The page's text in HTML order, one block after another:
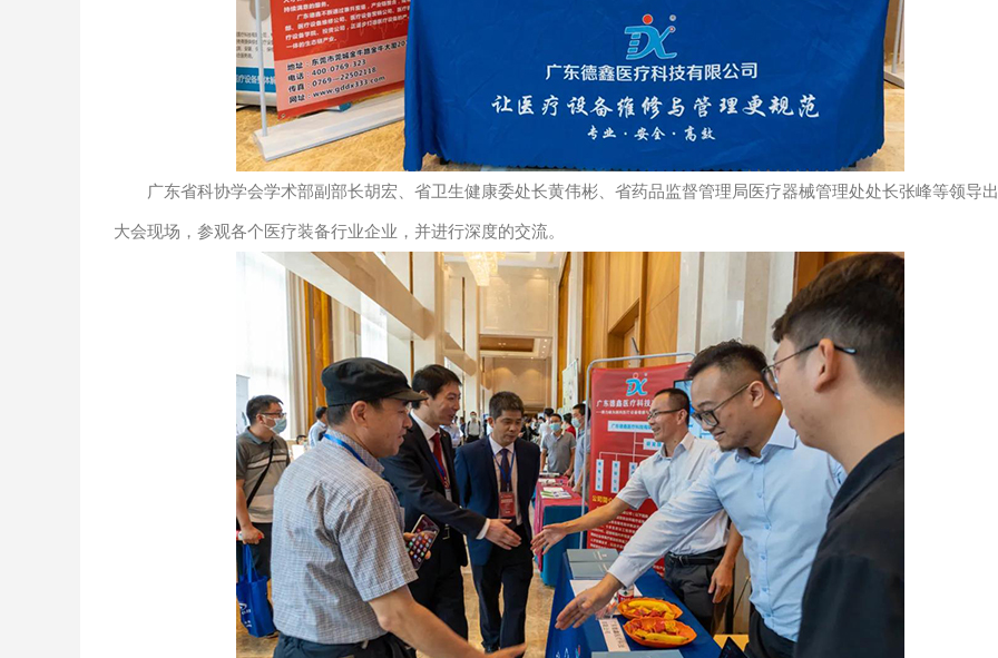
广东省科协学会学术部副部长胡宏、省卫生健康委处长黄伟彬、省药品监督管理局医疗器械管理处处长张峰等领导
大会现场，参观各个医疗装备行业企业，并进行深度的交流。​